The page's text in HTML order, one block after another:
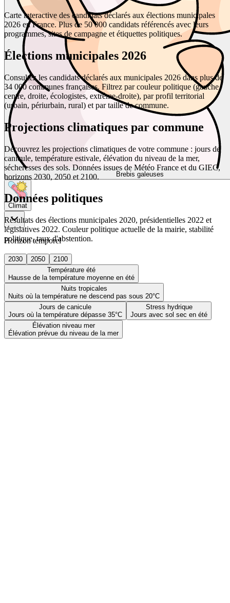
Brebis galeuses
Climat
Horizon temporel
2030 2050
2100
Température été
Hausse de la température moyenne en été
Nuits tropicales
Nuits où la température ne descend pas sous 20°C
Jours de canicule
Jours où la température dépasse 35°C
Stress hydrique
Jours avec sol sec en été
Élévation niveau mer
Élévation prévue du niveau de la mer
Carte interactive des candidats déclarés aux élections municipales
2026 en France. Plus de 50 000 candidats référencés avec leurs
programmes, sites de campagne et étiquettes politiques.
Élections municipales 2026
Consultez les candidats déclarés aux municipales 2026 dans plus de
34 000 communes françaises. Filtrez par couleur politique (gauche,
centre, droite, écologistes, extrême-droite), par profil territorial
(urbain, périurbain, rural) et par taille de commune.
Projections climatiques par commune
Découvrez les projections climatiques de votre commune : jours de
canicule, température estivale, élévation du niveau de la mer,
sécheresses des sols. Données issues de Météo France et du GIEC,
horizons 2030, 2050 et 2100.
Données politiques
Résultats des élections municipales 2020, présidentielles 2022 et
législatives 2022. Couleur politique actuelle de la mairie, stabilité
politique, taux d'abstention.